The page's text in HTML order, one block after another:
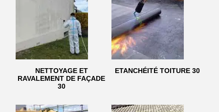
NETTOYAGE ET
RAVALEMENT DE FAÇADE
30
ETANCHÉITÉ TOITURE 30